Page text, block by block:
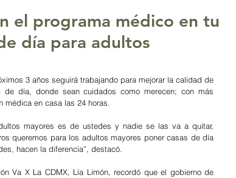
el programa médico en tu
día para adultos
3 años seguirá trabajando para mejorar la calidad de
día, donde sean cuidados como merecen; con más
médica en casa las 24 horas.
mayores es de ustedes y nadie se las va a quitar,
queremos para los adultos mayores poner casas de día
hacen la diferencia”, destacó.
Va X La CDMX, Lía Limón, recordó que el gobierno de